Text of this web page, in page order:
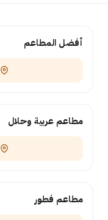
أفضل المطاعم
مطاعم عربية وحلال
مطاعم فطور